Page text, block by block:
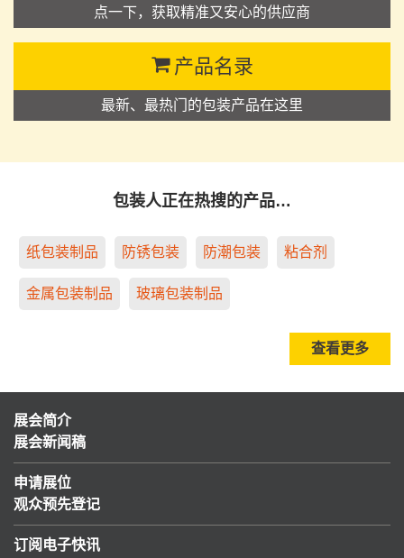
点一下，获取精准又安心的供应商
产品名录
最新、最热门的包装产品在这里
包装人正在热搜的产品…
纸包装制品 防锈包装 防潮包装 粘合剂
金属包装制品 玻璃包装制品
查看更多
展会简介
展会新闻稿
申请展位
观众预先登记
订阅电子快讯